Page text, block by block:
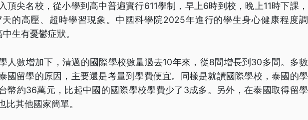
頂尖名校，從小學到高中普遍實行611學制，早上6時到校，晚上11時下課，
的高壓、超時學習現象。中國科學院2025年進行的學生身心健康程度調
生有憂鬱症狀。
人數增加下，清邁的國際學校數量過去10年來，從8間增長到30多間。多數
國留學的原因，主要還是考量到學費便宜。同樣是就讀國際學校，泰國的學
幣約36萬元，比起中國的國際學校學費少了3成多。另外，在泰國取得留學
比其他國家簡單。